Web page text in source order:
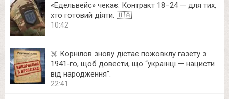
«Едельвейс» чекає. Контракт 18–24 — для тих,
хто готовий діяти. 🇺🇦
10:42
☠️ Корнілов знову дістає пожовклу газету з
1941‑го, щоб довести, що “українці — нацисти
від народження”.
22:41